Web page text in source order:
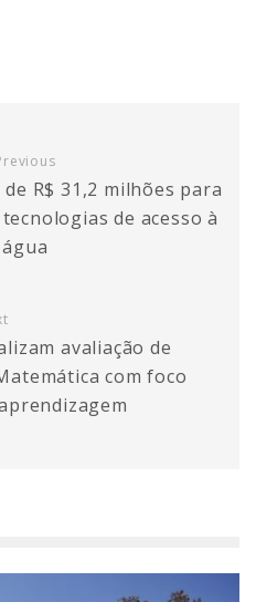
R$ 31,2 milhões para
de acesso à
água
avaliação de
com foco